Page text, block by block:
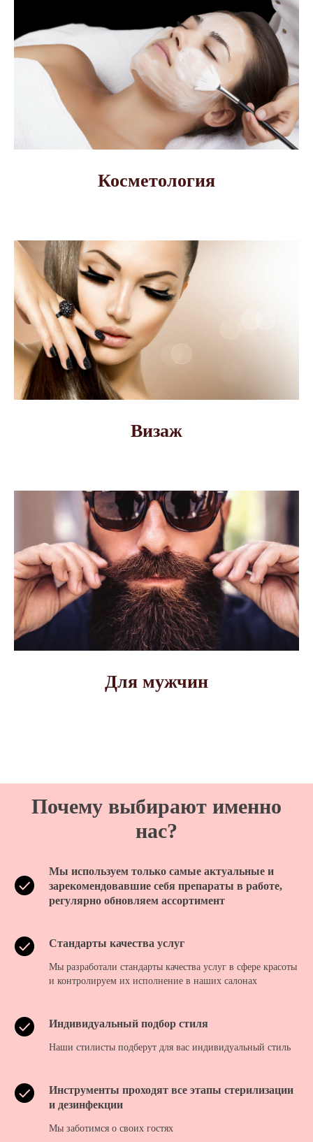
Косметология
Визаж
Для мужчин
Почему выбирают именно
нас?
Мы используем только самые актуальные и
зарекомендовавшие себя препараты в работе,
регулярно обновляем ассортимент
Стандарты качества услуг
Мы разработали стандарты качества услуг в сфере красоты
и контролируем их исполнение в наших салонах
Индивидуальный подбор стиля
Наши стилисты подберут для вас индивидуальный стиль
Инструменты проходят все этапы стерилизации
и дезинфекции
Мы заботимся о своих гостях